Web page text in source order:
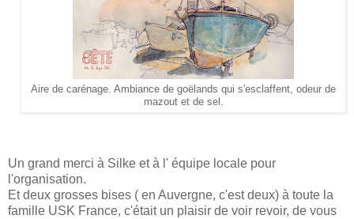
Aire de carénage. Ambiance de goëlands qui s'esclaffent, odeur de
mazout et de sel.
Un grand merci à Silke et à l' équipe locale pour
l'organisation.
Et deux grosses bises ( en Auvergne, c'est deux) à toute la
famille USK France, c'était un plaisir de voir revoir, de vous